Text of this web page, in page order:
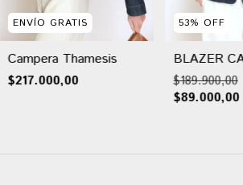
ENVÍO GRATIS
Campera Thamesis
$217.000,00
53% OFF
BLAZER
$189.900,00
$89.000,00